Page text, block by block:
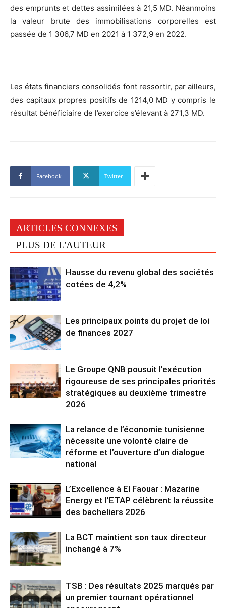
des emprunts et dettes assimilées à 21,5 MD. Néanmoins
la valeur brute des immobilisations corporelles est
passée de 1 306,7 MD en 2021 à 1 372,9 en 2022.
Les états financiers consolidés font ressortir, par ailleurs,
des capitaux propres positifs de 1214,0 MD y compris le
résultat bénéficiaire de l’exercice s’élevant à 271,3 MD.
Facebook Twitter
ARTICLES CONNEXES
PLUS DE L'AUTEUR
Hausse du revenu global des sociétés
cotées de 4,2%
Les principaux points du projet de loi
de finances 2027
Le Groupe QNB pousuit l’exécution
rigoureuse de ses principales priorités
stratégiques au deuxième trimestre
2026
La relance de l’économie tunisienne
nécessite une volonté claire de
réforme et l’ouverture d’un dialogue
national
L’Excellence à El Faouar : Mazarine
Energy et l’ETAP célèbrent la réussite
des bacheliers 2026
La BCT maintient son taux directeur
inchangé à 7%
TSB : Des résultats 2025 marqués par
un premier tournant opérationnel